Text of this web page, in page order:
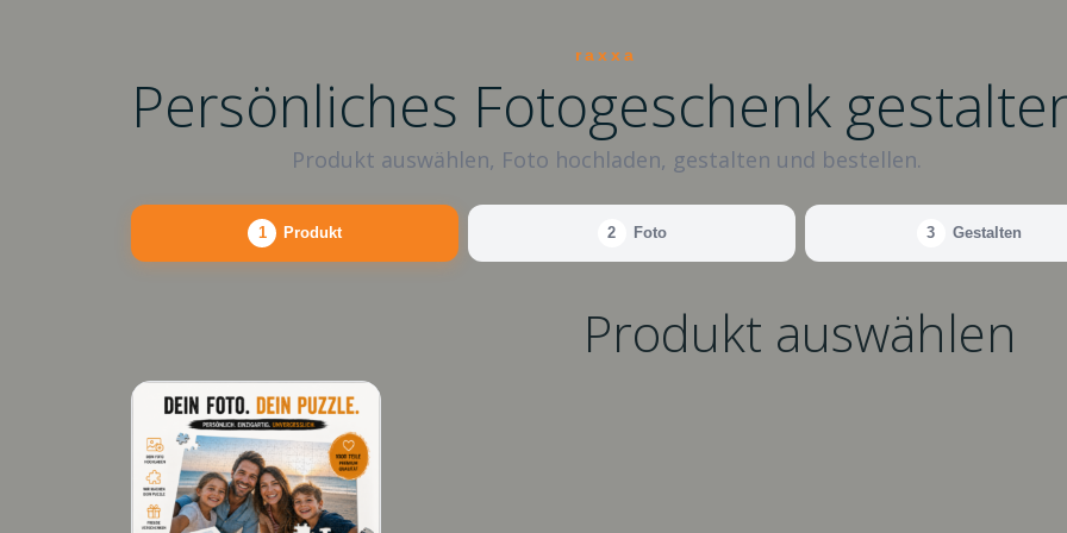
raxxa
Persönliches Fotogeschenk
Produkt auswählen, Foto hochladen, gestalten und bestellen.
1 Produkt 2 Foto 3 Gestalten
Produkt auswählen